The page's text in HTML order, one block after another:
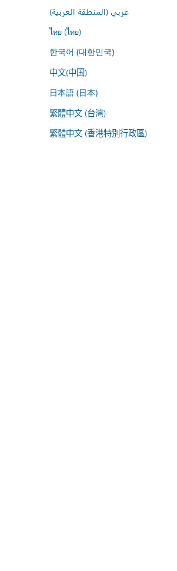
عربي (المنطقة العربية)
ไทย (ไทย)
한국어 (대한민국)
中文(中国)
日本語 (日本)
繁體中文 (台灣)
繁體中文 (香港特別行政區)